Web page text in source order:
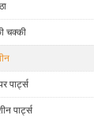
चक्की
पार्ट्स
पार्ट्स